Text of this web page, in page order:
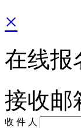
×
在线报
接收邮
收 件 人